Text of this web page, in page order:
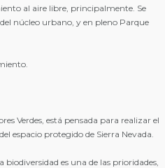
al aire libre, principalmente. Se
núcleo urbano, y en pleno Parque
Verdes, está pensada para realizar el
espacio protegido de Sierra Nevada.
biodiversidad es una de las prioridades,